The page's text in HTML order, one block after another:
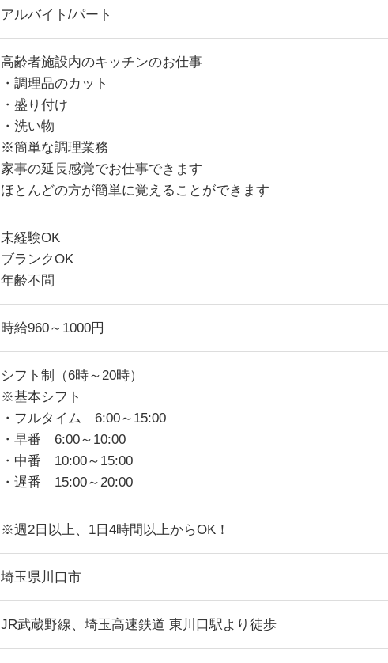
アルバイト/パート
高齢者施設内のキッチンのお仕事
・調理品のカット
・盛り付け
・洗い物
※簡単な調理業務
家事の延長感覚でお仕事できます
ほとんどの方が簡単に覚えることができます
未経験OK
ブランクOK
年齢不問
時給960～1000円
シフト制（6時～20時）
※基本シフト
・フルタイム 6:00～15:00
・早番 6:00～10:00
・中番 10:00～15:00
・遅番 15:00～20:00
※週2日以上、1日4時間以上からOK！
埼玉県川口市
JR武蔵野線、埼玉高速鉄道 東川口駅より徒歩